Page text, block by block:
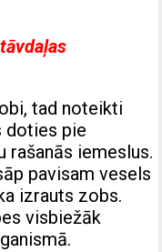
tad noteikti
doties pie
rašanās iemeslus.
pavisam vesels
izrauts zobs.
visbiežāk